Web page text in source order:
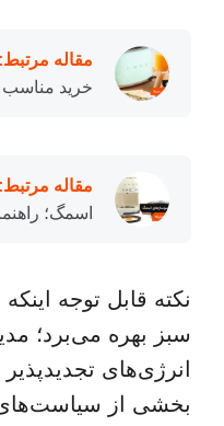
مقاله مرتبط:
خرید
مقاله مرتبط:
اسمگ؛
سبز بهره می‌برد؛
انرژی‌های
بخشی از